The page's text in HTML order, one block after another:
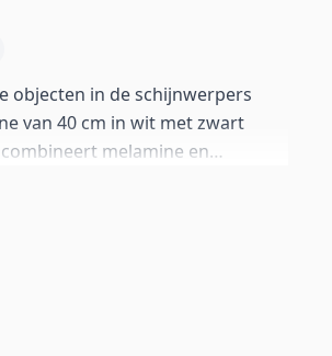
objecten in de schijnwerpers
van 40 cm in wit met zwart
melamine en